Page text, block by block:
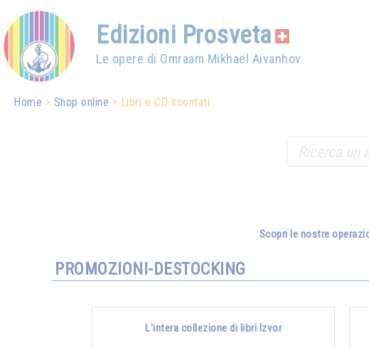
Edizioni Prosveta
Le opere di Omraam Mikhaël Aïvanhov
Home Shop online Libri e CD scontati
Scopri le nostre
PROMOZIONI-DESTOCKING
L'intera collezione di libri Izvor